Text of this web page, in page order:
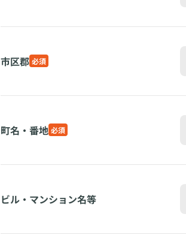
市区郡 必須
町名・番地 必須
ビル・マンション名等